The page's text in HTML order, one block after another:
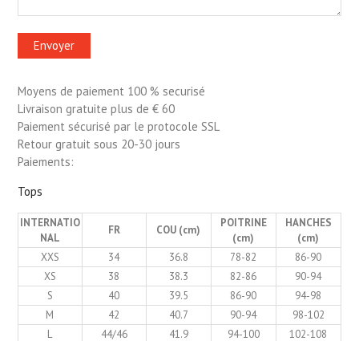
Moyens de paiement 100 % securisé
Livraison gratuite plus de € 60
Paiement sécurisé par le protocole SSL
Retour gratuit sous 20-30 jours
Paiements:
Tops
INTERNATIO
NAL
FR COU (cm)
POITRINE
(cm)
HANCHES
(cm)
XXS
34 36.8 78-82
86-90
XS
38 38.3 82-86
90-94
S
40 39.5 86-90
94-98
M
42 40.7 90-94
98-102
L
44/46 41.9 94-100 102-108